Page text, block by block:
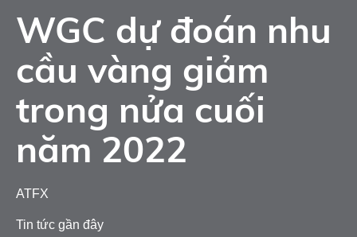
WGC dự đoán nhu
cầu vàng giảm
trong nửa cuối
năm 2022
ATFX
Tin tức gần đây